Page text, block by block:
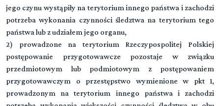
jego czynu wystąpiły na terytorium innego państwa i zachodzi
potrzeba wykonania czynności śledztwa na terytorium tego
państwa lub z udziałem jego organu,
2) prowadzone na terytorium Rzeczypospolitej Polskiej
postępowanie przygotowawcze pozostaje w związku
przedmiotowym lub podmiotowym z postępowaniem
przygotowawczym o przestępstwo wymienione w pkt 1,
prowadzonym na terytorium innego państwa i zachodzi